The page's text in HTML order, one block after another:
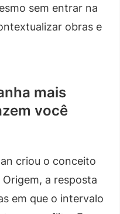
sem entrar na
obras e
mais
você
criou o conceito
a resposta
em que o intervalo